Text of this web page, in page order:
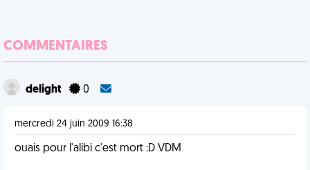
COMMENTAIRES
delight 0
mercredi 24 juin 2009 16:38
ouais pour l'alibi c'est mort :D VDM